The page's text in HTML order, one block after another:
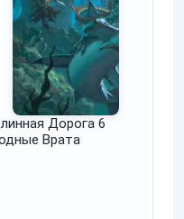
Дорога 6
Врата